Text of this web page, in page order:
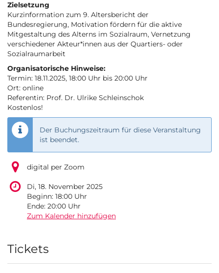
Zielsetzung
Kurzinformation zum 9. Altersbericht der
Bundesregierung, Motivation fördern für die aktive
Mitgestaltung des Alterns im Sozialraum, Vernetzung
verschiedener Akteur*innen aus der Quartiers- oder
Sozialraumarbeit
Organisatorische Hinweise:
Termin: 18.11.2025, 18:00 Uhr bis 20:00 Uhr
Ort: online
Referentin: Prof. Dr. Ulrike Schleinschok
Kostenlos!
Der Buchungszeitraum für diese Veranstaltung
ist beendet.
digital per Zoom
Di, 18. November 2025
Beginn: 18:00 Uhr
Ende: 20:00 Uhr
Zum Kalender hinzufügen
Produkte
Tickets